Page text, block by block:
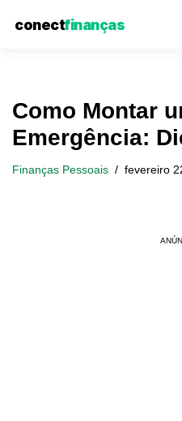
conectfinanças
para
o
Como Montar
Emergência:
Finanças Pessoais fevereiro